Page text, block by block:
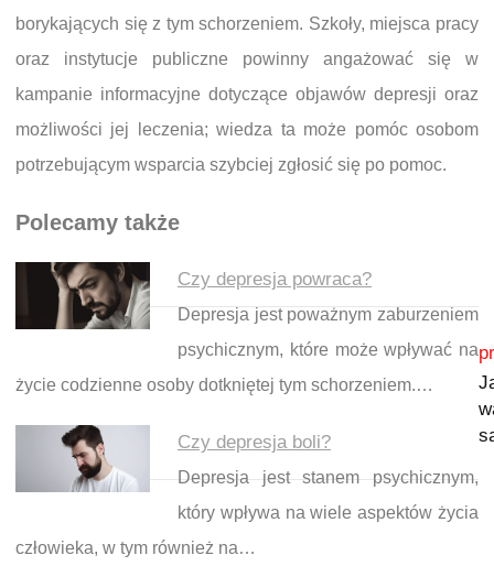
borykających się z tym schorzeniem. Szkoły, miejsca pracy
oraz instytucje publiczne powinny angażować się w
kampanie informacyjne dotyczące objawów depresji oraz
możliwości jej leczenia; wiedza ta może pomóc osobom
potrzebującym wsparcia szybciej zgłosić się po pomoc.
Polecamy także
Czy depresja powraca?
Depresja jest poważnym zaburzeniem
psychicznym, które może wpływać na
życie codzienne osoby dotkniętej tym schorzeniem.…
Czy depresja boli?
Depresja jest stanem psychicznym,
który wpływa na wiele aspektów życia
człowieka, w tym również na…
Nawigacja wpisu